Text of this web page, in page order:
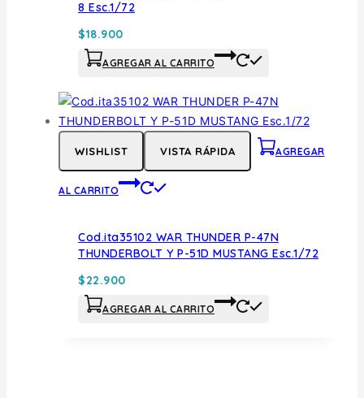
8 Esc.1/72
$18.900
AGREGAR AL CARRITO
WISHLIST VISTA RÁPIDA AGREGAR
AL CARRITO
Cod.ita35102 WAR THUNDER P-47N
THUNDERBOLT Y P-51D MUSTANG Esc.1/72
$22.900
AGREGAR AL CARRITO